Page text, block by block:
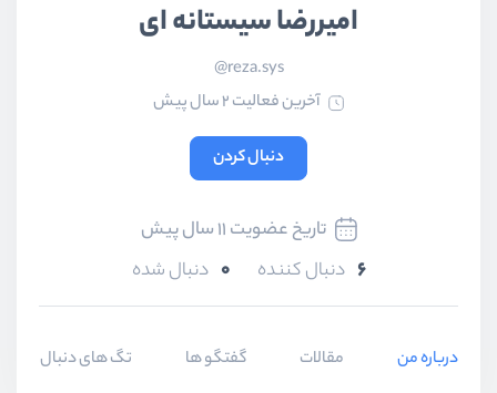
امیررضا سیستانه ای
reza.sys@
آخرین فعالیت 2 سال پیش
دنبال کردن
6 دنبال کننده 0 دنبال شده
تاریخ عضویت 11 سال پیش
درباره من مقالات گفتگو ها تگ های دنبال شده